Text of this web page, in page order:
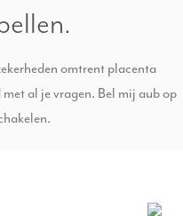
omtrent placenta
al je vragen. Bel mij aub op